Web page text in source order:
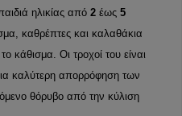
ηλικίας από 2 έως 5
καθρέπτες και καλαθάκια
κάθισμα. Οι τροχοί του είναι
καλύτερη απορρόφηση των
θόρυβο από την κύλιση